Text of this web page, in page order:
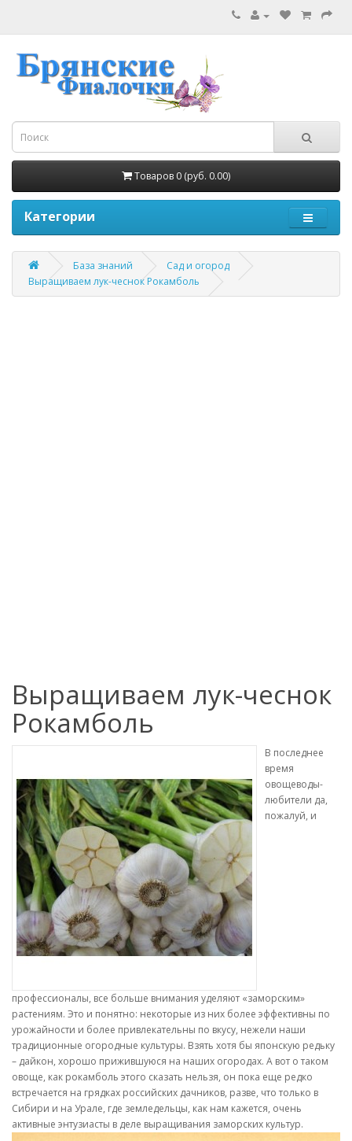
Товаров 0 (руб. 0.00)
Категории
База знаний
Сад и огород
Выращиваем лук-чеснок Рокамболь
Выращиваем лук-чеснок
Рокамболь
В последнее
время
овощеводы-
любители да,
пожалуй, и
профессионалы, все больше внимания уделяют «заморским»
растениям. Это и понятно: некоторые из них более эффективны по
урожайности и более привлекательны по вкусу, нежели наши
традиционные огородные культуры. Взять хотя бы японскую редьку
– дайкон, хорошо прижившуюся на наших огородах. А вот о таком
овоще, как рокамболь этого сказать нельзя, он пока еще редко
встречается на грядках российских дачников, разве, что только в
Сибири и на Урале, где земледельцы, как нам кажется, очень
активные энтузиасты в деле выращивания заморских культур.